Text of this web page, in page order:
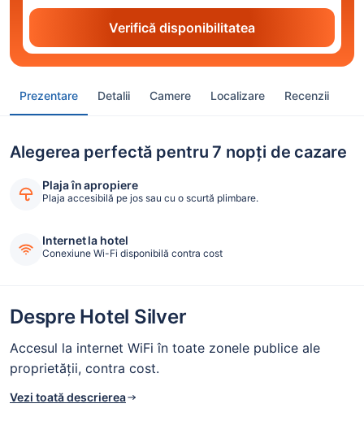
Verifică disponibilitatea
Prezentare Detalii Camere Localizare Recenzii
Alegerea perfectă pentru 7 nopți de cazare
Plaja în apropiere
Plaja accesibilă pe jos sau cu o scurtă plimbare.
Internet la hotel
Conexiune Wi-Fi disponibilă contra cost
Despre Hotel Silver
Accesul la internet WiFi în toate zonele publice ale
proprietății, contra cost.
Vezi toată descrierea